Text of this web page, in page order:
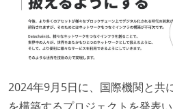
2024年9月5日に、国際機関と共